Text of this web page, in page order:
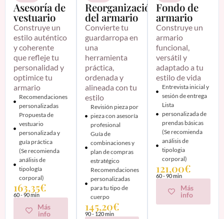
Asesoría de
vestuario
Construye un
estilo auténtico
y coherente
que refleje tu
personalidad y
optimice tu
armario
Recomendaciones
personalizadas
Propuesta de
vestuario
personalizada y
guía práctica
(Se recomienda
análisis de
tipología
corporal)
163,35€
60 - 90 min
Más
info
Reorganización
del armario
Convierte tu
guardarropa en
una
herramienta
práctica,
ordenada y
alineada con tu
estilo
Revisión pieza por
pieza con asesoría
profesional
Guía de
combinaciones y
plan de compras
estratégico
Recomendaciones
personalizadas
para tu tipo de
cuerpo
145,20€
90 - 120 min
Fondo de
armario
Construye un
armario
funcional,
versátil y
adaptado a tu
estilo de vida
Entrevista inicial y
sesión de entrega
Lista
personalizada de
prendas básicas
(Se recomienda
análisis de
tipologia
corporal)
121,00€
60 - 90 min
Más
info